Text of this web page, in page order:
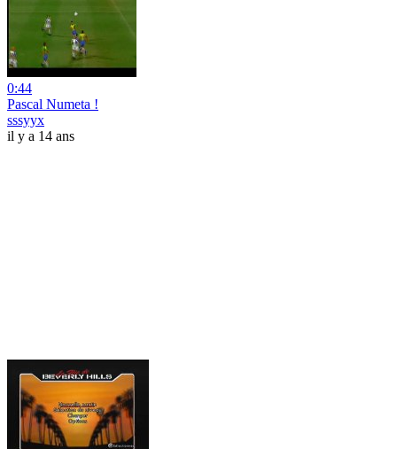
0:44
Pascal Numeta !
sssyyx
il y a 14 ans